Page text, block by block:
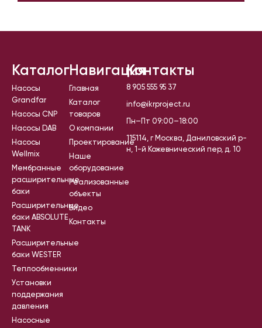
Каталог
Насосы
Grandfar
Насосы CNP
Насосы DAB
Насосы
Wellmix
Мембранные
расширительные
баки
Расширительные
баки ABSOLUTE
TANK
Расширительные
баки WESTER
Теплообменники
Установки
поддержания
давления
Насосные
Навигация
Главная
Каталог
товаров
О компании
Проектирование
Наше
оборудование
Реализованные
объекты
Видео
Контакты
Контакты
8 905 555 95 37
info@ikrproject.ru
Пн–Пт 09:00–18:00
115114, г Москва, Даниловский р-
н, 1-й Кожевнический пер, д. 10